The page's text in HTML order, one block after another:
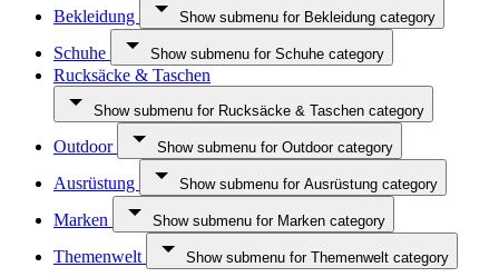
Bekleidung Show submenu for Bekleidung category
Schuhe Show submenu for Schuhe category
Rucksäcke & Taschen
Show submenu for Rucksäcke & Taschen category
Outdoor Show submenu for Outdoor category
Ausrüstung Show submenu for Ausrüstung category
Marken Show submenu for Marken category
Themenwelt Show submenu for Themenwelt category